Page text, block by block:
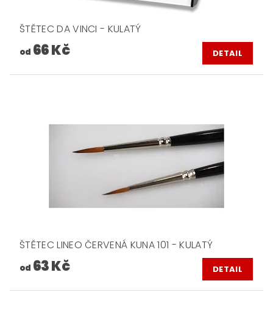
ŠTĚTEC DA VINCI - KULATÝ
od 66 Kč DETAIL
ŠTĚTEC LINEO ČERVENÁ KUNA 101 - KULATÝ
od 63 Kč DETAIL